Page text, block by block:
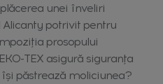
unei înveliri
Alicanty potrivit pentru
prosopului
TEX asigură siguranța
păstrează moliciunea?